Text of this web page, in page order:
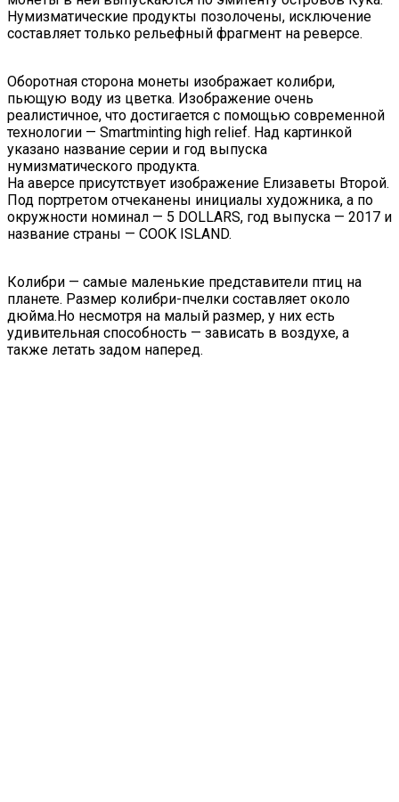
Нумизматические продукты позолочены, исключение
составляет только рельефный фрагмент на реверсе.
Оборотная сторона монеты изображает колибри,
пьющую воду из цветка. Изображение очень
реалистичное, что достигается с помощью современной
технологии — Smartminting high relief. Над картинкой
указано название серии и год выпуска
нумизматического продукта.
На аверсе присутствует изображение Елизаветы Второй.
Под портретом отчеканены инициалы художника, а по
окружности номинал — 5 DOLLARS, год выпуска — 2017 и
название страны — COOK ISLAND.
Колибри — самые маленькие представители птиц на
планете. Размер колибри-пчелки составляет около
дюйма.Но несмотря на малый размер, у них есть
удивительная способность — зависать в воздухе, а
также летать задом наперед.